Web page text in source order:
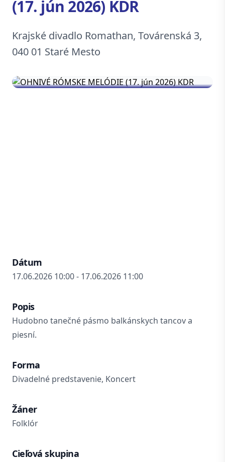
(17. jún 2026) KDR
Krajské divadlo Romathan, Továrenská 3,
040 01 Staré Mesto
Dátum
17.06.2026 10:00 - 17.06.2026 11:00
Popis
Hudobno tanečné pásmo balkánskych tancov a
piesní.
Forma
Divadelné predstavenie, Koncert
Žáner
Folklór
Cieľová skupina